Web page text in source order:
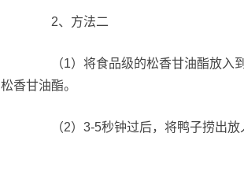
2、方法二
（1）将食品级的松香甘油酯放入到
松香甘油酯。
（2）3-5秒钟过后，将鸭子捞出放